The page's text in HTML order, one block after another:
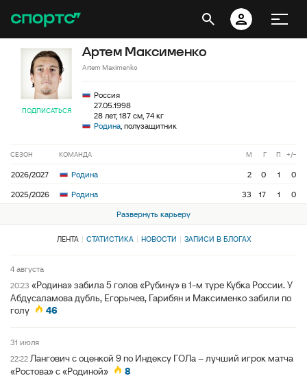
ПОДПИСАТЬСЯ
Артем Максименко
Artem Maximenko
Россия
27.05.1998
28 лет, 187 см, 74 кг
Родина, полузащитник
СЕЗОН КОМАНДА М Г П +/−
2026/2027 Родина 2 0 1
0
2025/2026
Родина 33 17 1
0
Развернуть карьеру
ЛЕНТА СТАТИСТИКА НОВОСТИ ЗАПИСИ В БЛОГАХ
4 августа
20:23 «Родина» забила 5 голов «Рубину» в 1-м туре Кубка России. У
Абдусаламова дубль, Егорычев, Гарибян и Максименко забили по
голу
46
31 июля
22:22 Лангович с оценкой 9 по Индексу ГОЛа – лучший игрок матча
«Ростова» с «Родиной»
8